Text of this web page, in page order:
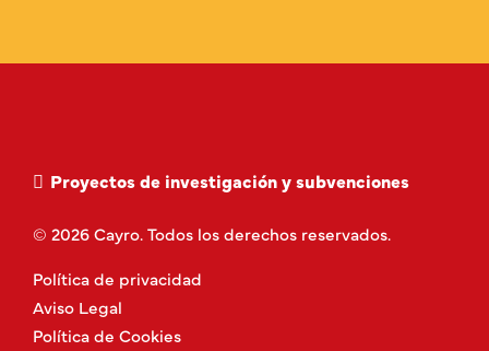
Proyectos de investigación y subvenciones
© 2026 Cayro. Todos los derechos reservados.
Política de privacidad
Aviso Legal
Política de Cookies